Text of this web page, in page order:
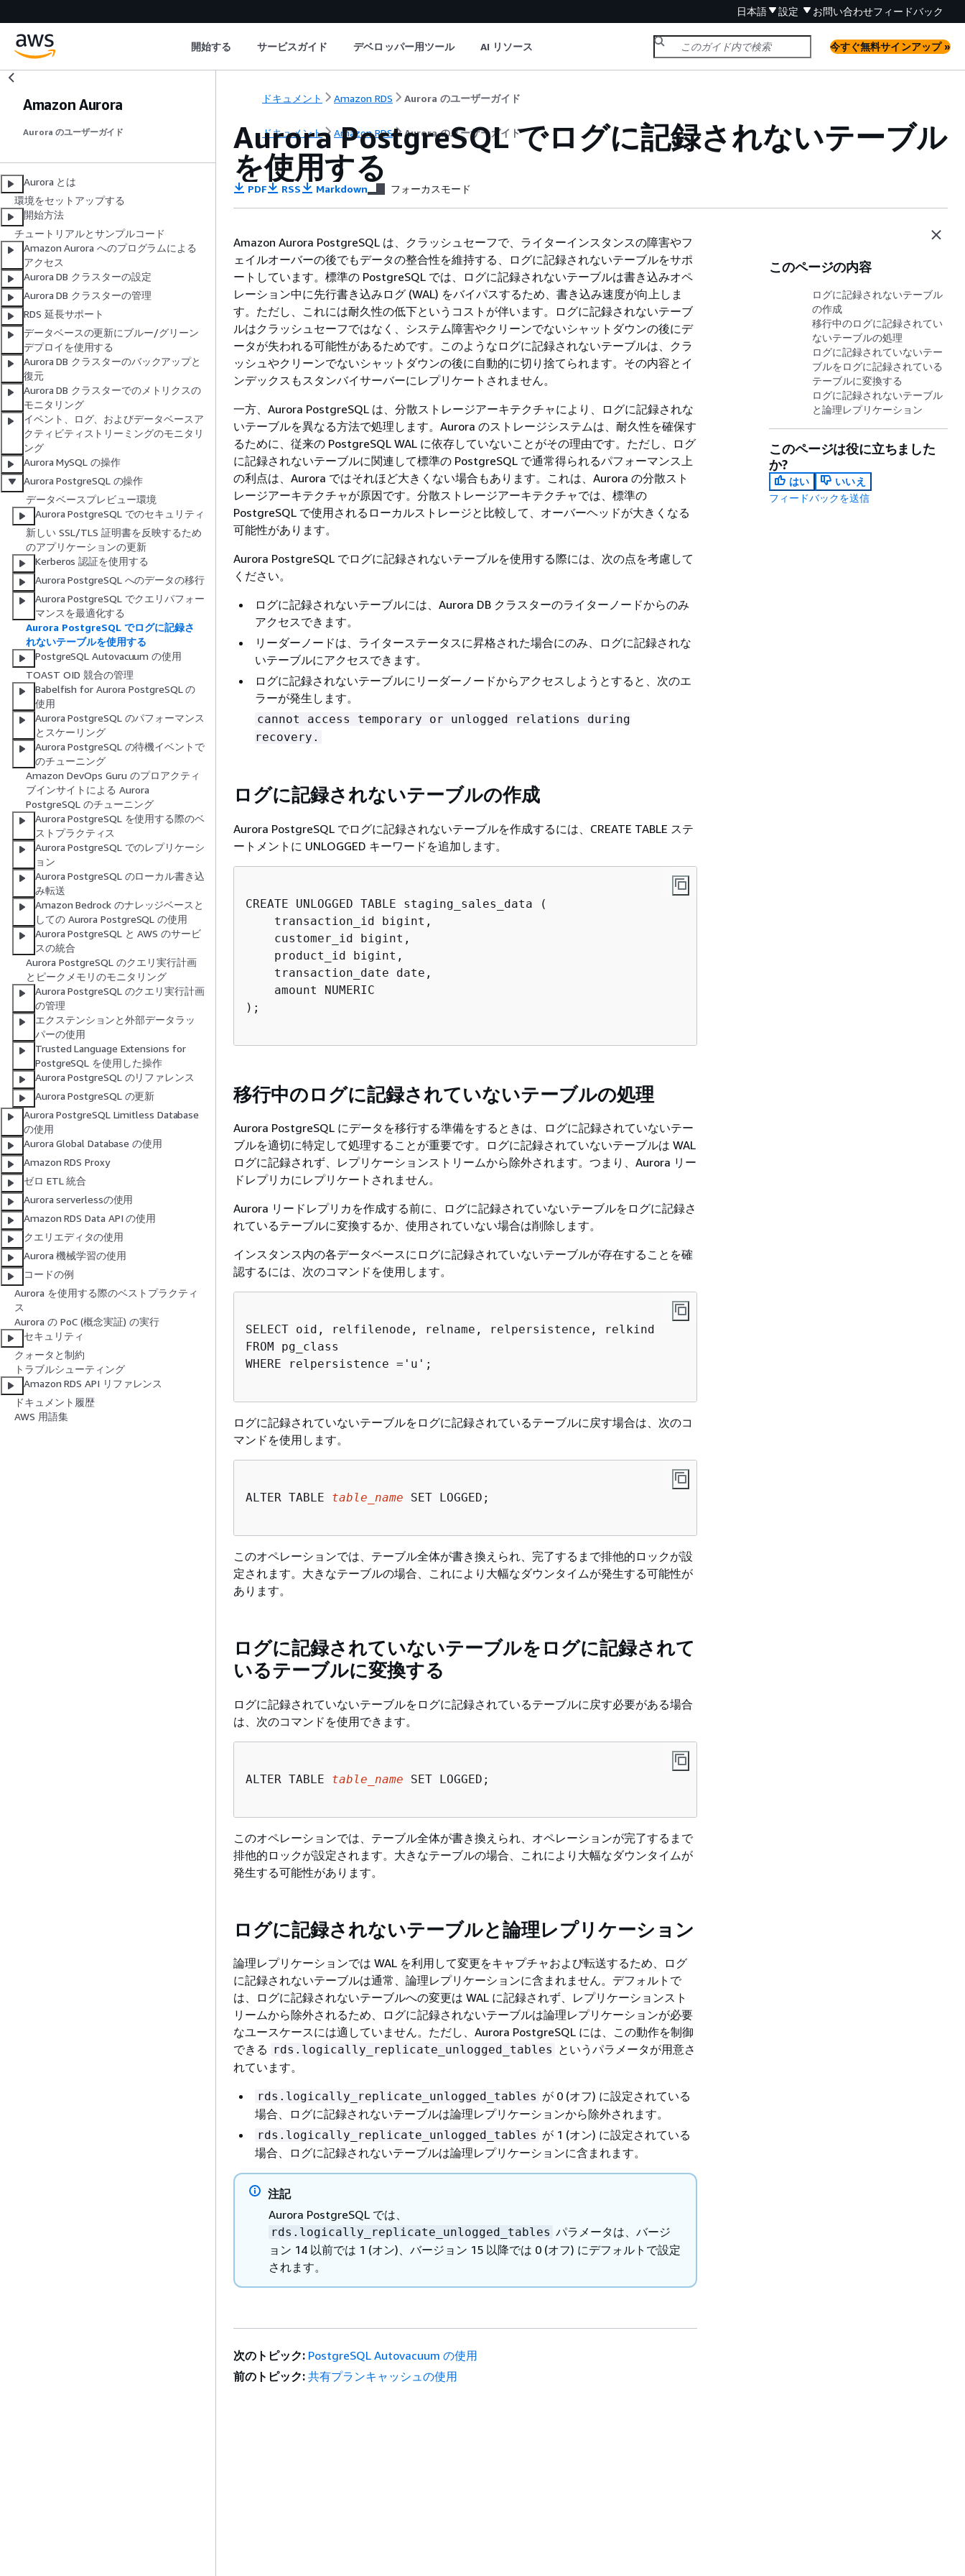
日本語 設定 お問い合わせフィードバック
開始する サービスガイド デベロッパー用ツール AI リソース 今すぐ無料サインアップ »
Amazon Aurora
Aurora のユーザーガイド
Aurora とは
環境をセットアップする
開始方法
チュートリアルとサンプルコード
Amazon Aurora へのプログラムによる
アクセス
Aurora DB クラスターの設定
Aurora DB クラスターの管理
RDS 延長サポート
データベースの更新にブルー/グリーン
デプロイを使用する
Aurora DB クラスターのバックアップと
復元
Aurora DB クラスターでのメトリクスの
モニタリング
イベント、ログ、およびデータベースア
クティビティストリーミングのモニタリ
ング
Aurora MySQL の操作
Aurora PostgreSQL の操作
データベースプレビュー環境
Aurora PostgreSQL でのセキュリティ
新しい SSL/TLS 証明書を反映するため
のアプリケーションの更新
Kerberos 認証を使用する
Aurora PostgreSQL へのデータの移行
Aurora PostgreSQL でクエリパフォー
マンスを最適化する
Aurora PostgreSQL でログに記録さ
れないテーブルを使用する
PostgreSQL Autovacuum の使用
TOAST OID 競合の管理
Babelfish for Aurora PostgreSQL の
使用
Aurora PostgreSQL のパフォーマンス
とスケーリング
Aurora PostgreSQL の待機イベントで
のチューニング
Amazon DevOps Guru のプロアクティ
ブインサイトによる Aurora
PostgreSQL のチューニング
Aurora PostgreSQL を使用する際のベ
ストプラクティス
Aurora PostgreSQL でのレプリケーシ
ョン
Aurora PostgreSQL のローカル書き込
み転送
Amazon Bedrock のナレッジベースと
しての Aurora PostgreSQL の使用
Aurora PostgreSQL と AWS のサービ
スの統合
Aurora PostgreSQL のクエリ実行計画
とピークメモリのモニタリング
Aurora PostgreSQL のクエリ実行計画
の管理
エクステンションと外部データラッ
パーの使用
Trusted Language Extensions for
PostgreSQL を使用した操作
Aurora PostgreSQL のリファレンス
Aurora PostgreSQL の更新
Aurora PostgreSQL Limitless Database
の使用
Aurora Global Database の使用
Amazon RDS Proxy
ゼロ ETL 統合
Aurora serverlessの使用
Amazon RDS Data API の使用
クエリエディタの使用
Aurora 機械学習の使用
コードの例
Aurora を使用する際のベストプラクティ
ス
Aurora の PoC (概念実証) の実行
セキュリティ
クォータと制約
トラブルシューティング
Amazon RDS API リファレンス
ドキュメント履歴
AWS 用語集
ドキュメント Amazon RDS Aurora のユーザーガイド
ドキュメント Amazon RDS Aurora のユーザーガイド
Aurora PostgreSQL でログに記録されないテーブル
を使用する
PDF RSS Markdown フォーカスモード
Amazon Aurora PostgreSQL は、クラッシュセーフで、ライターインスタンスの障害やフ
ェイルオーバーの後でもデータの整合性を維持する、ログに記録されないテーブルをサポ
ートしています。標準の PostgreSQL では、ログに記録されないテーブルは書き込みオペ
レーション中に先行書き込みログ (WAL) をバイパスするため、書き込み速度が向上しま
す。ただし、これには耐久性の低下というコストが伴います。ログに記録されないテーブ
ルはクラッシュセーフではなく、システム障害やクリーンでないシャットダウンの後にデ
ータが失われる可能性があるためです。このようなログに記録されないテーブルは、クラ
ッシュやクリーンでないシャットダウンの後に自動的に切り捨てられます。その内容とイ
ンデックスもスタンバイサーバーにレプリケートされません。
一方、Aurora PostgreSQL は、分散ストレージアーキテクチャにより、ログに記録されな
いテーブルを異なる方法で処理します。Aurora のストレージシステムは、耐久性を確保す
るために、従来の PostgreSQL WAL に依存していないことがその理由です。ただし、ログ
に記録されないテーブルに関連して標準の PostgreSQL で通常得られるパフォーマンス上
の利点は、Aurora ではそれほど大きくない場合もあります。これは、Aurora の分散スト
レージアーキテクチャが原因です。分散ストレージアーキテクチャでは、標準の
PostgreSQL で使用されるローカルストレージと比較して、オーバーヘッドが大きくなる
可能性があります。
Aurora PostgreSQL でログに記録されないテーブルを使用する際には、次の点を考慮して
ください。
ログに記録されないテーブルには、Aurora DB クラスターのライターノードからのみ
アクセスできます。
リーダーノードは、ライターステータスに昇格された場合にのみ、ログに記録されな
いテーブルにアクセスできます。
ログに記録されないテーブルにリーダーノードからアクセスしようとすると、次のエ
ラーが発生します。
cannot access temporary or unlogged relations during
recovery.
ログに記録されないテーブルの作成
Aurora PostgreSQL でログに記録されないテーブルを作成するには、CREATE TABLE ステ
ートメントに UNLOGGED キーワードを追加します。
CREATE UNLOGGED TABLE staging_sales_data (
    transaction_id bigint,
    customer_id bigint,
    product_id bigint,
    transaction_date date,
    amount NUMERIC
);
移行中のログに記録されていないテーブルの処理
Aurora PostgreSQL にデータを移行する準備をするときは、ログに記録されていないテー
ブルを適切に特定して処理することが重要です。ログに記録されていないテーブルは WAL
ログに記録されず、レプリケーションストリームから除外されます。つまり、Aurora リー
ドレプリカにレプリケートされません。
Aurora リードレプリカを作成する前に、ログに記録されていないテーブルをログに記録さ
れているテーブルに変換するか、使用されていない場合は削除します。
インスタンス内の各データベースにログに記録されていないテーブルが存在することを確
認するには、次のコマンドを使用します。
SELECT oid, relfilenode, relname, relpersistence, relkind
FROM pg_class
WHERE relpersistence ='u';
ログに記録されていないテーブルをログに記録されているテーブルに戻す場合は、次のコ
マンドを使用します。
ALTER TABLE table_name SET LOGGED;
このオペレーションでは、テーブル全体が書き換えられ、完了するまで排他的ロックが設
定されます。大きなテーブルの場合、これにより大幅なダウンタイムが発生する可能性が
あります。
ログに記録されていないテーブルをログに記録されて
いるテーブルに変換する
ログに記録されていないテーブルをログに記録されているテーブルに戻す必要がある場合
は、次のコマンドを使用できます。
ALTER TABLE table_name SET LOGGED;
このオペレーションでは、テーブル全体が書き換えられ、オペレーションが完了するまで
排他的ロックが設定されます。大きなテーブルの場合、これにより大幅なダウンタイムが
発生する可能性があります。
ログに記録されないテーブルと論理レプリケーション
論理レプリケーションでは WAL を利用して変更をキャプチャおよび転送するため、ログ
に記録されないテーブルは通常、論理レプリケーションに含まれません。デフォルトで
は、ログに記録されないテーブルへの変更は WAL に記録されず、レプリケーションスト
リームから除外されるため、ログに記録されないテーブルは論理レプリケーションが必要
なユースケースには適していません。ただし、Aurora PostgreSQL には、この動作を制御
できる rds.logically_replicate_unlogged_tables というパラメータが用意さ
れています。
rds.logically_replicate_unlogged_tables が 0 (オフ) に設定されている
場合、ログに記録されないテーブルは論理レプリケーションから除外されます。
rds.logically_replicate_unlogged_tables が 1 (オン) に設定されている
場合、ログに記録されないテーブルは論理レプリケーションに含まれます。
注記
Aurora PostgreSQL では、
rds.logically_replicate_unlogged_tables パラメータは、バージ
ョン 14 以前では 1 (オン)、バージョン 15 以降では 0 (オフ) にデフォルトで設定
されます。
このページの内容
ログに記録されないテーブル
の作成
移行中のログに記録されてい
ないテーブルの処理
ログに記録されていないテー
ブルをログに記録されている
テーブルに変換する
ログに記録されないテーブル
と論理レプリケーション
このページは役に立ちました
か?
はい
いいえ
フィードバックを送信
次のトピック: PostgreSQL Autovacuum の使用
前のトピック: 共有プランキャッシュの使用